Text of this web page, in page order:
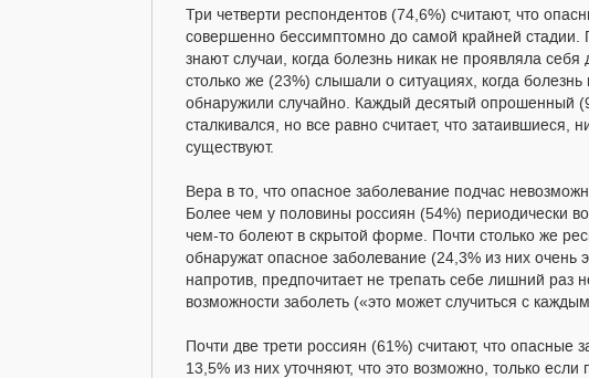
Три четверти респондентов (74,6%) считают, что
совершенно бессимптомно до самой крайней стадии.
знают случаи, когда болезнь никак не проявляла
столько же (23%) слышали о ситуациях, когда
обнаружили случайно. Каждый десятый опрошенный
сталкивался, но все равно считает, что
существуют.
Вера в то, что опасное заболевание подчас
Более чем у половины россиян (54%) периодически
чем-то болеют в скрытой форме. Почти столько же
обнаружат опасное заболевание (24,3% из них очень
напротив, предпочитает не трепать себе лишний раз
возможности заболеть («это может случиться с
Почти две трети россиян (61%) считают, что
13,5% из них уточняют, что это возможно, только